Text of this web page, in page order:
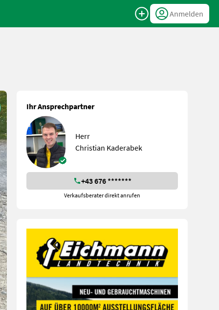
Anmelden
Ihr Ansprechpartner
Herr
Christian Kaderabek
+43 676 *******
Verkaufsberater direkt anrufen